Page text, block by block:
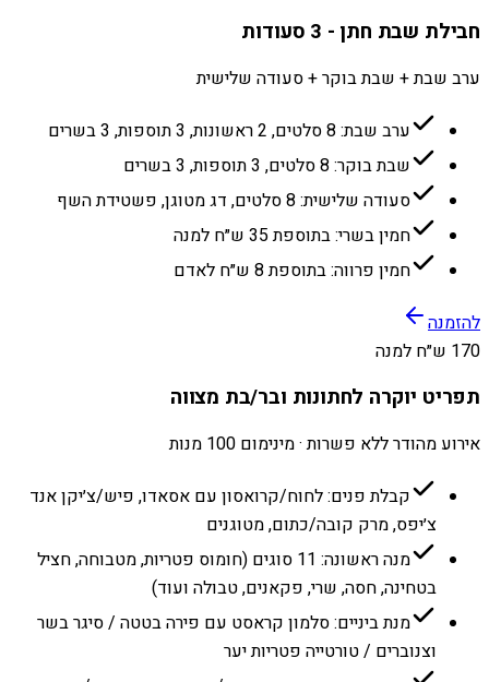
חבילת שבת חתן - 3 סעודות
ערב שבת + שבת בוקר + סעודה שלישית
ערב שבת: 8 סלטים, 2 ראשונות, 3 תוספות, 3 בשרים
שבת בוקר: 8 סלטים, 3 תוספות, 3 בשרים
סעודה שלישית: 8 סלטים, דג מטוגן, פשטידת השף
חמין בשרי: בתוספת 35 ש״ח למנה
חמין פרווה: בתוספת 8 ש״ח לאדם
להזמנה
170 ש״ח למנה
תפריט יוקרה לחתונות ובר/בת מצווה
אירוע מהודר ללא פשרות · מינימום 100 מנות
קבלת פנים: לחוח/קרואסון עם אסאדו, פיש/צ׳יקן אנד
צ׳יפס, מרק קובה/כתום, מטוגנים
מנה ראשונה: 11 סוגים (חומוס פטריות, מטבוחה, חציל
בטחינה, חסה, שרי, פקאנים, טבולה ועוד)
מנת ביניים: סלמון קראסט עם פירה בטטה / סיגר בשר
וצנוברים / טורטייה פטריות יער